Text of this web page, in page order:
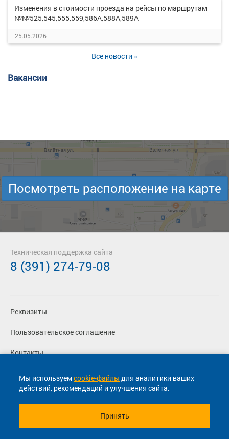
Изменения в стоимости проезда на рейсы по маршрутам
№№525,545,555,559,586А,588А,589А
25.05.2026
Все новости »
Вакансии
Мы используемcookie-файлы для аналитики ваших
действий, рекомендаций и улучшения сайта.
Принять
Посмотреть расположение на карте
Реквизиты
Пользовательское соглашение
Контакты
Политика конфиденциальности
Перевозчикам
Техническая поддержка сайта
8 (391) 274-79-08
© 2013-2026, ООО "Капитал"- Онлайн сервис продажи